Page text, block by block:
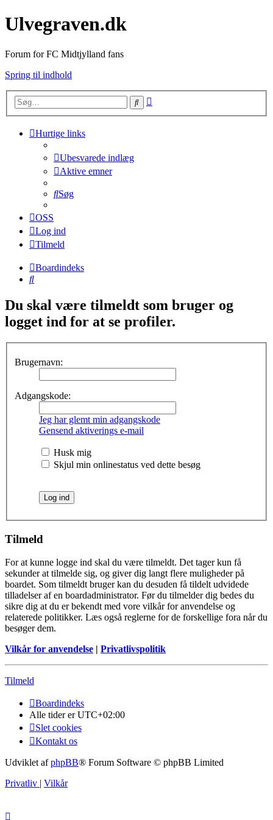
Ulvegraven.dk
Forum for FC Midtjylland fans
Spring til indhold
Søg
Hurtige links
Ubesvarede indlæg
Aktive emner
Søg
OSS
Log ind
Tilmeld
Boardindeks
Søg
Du skal være tilmeldt som bruger og
logget ind for at se profiler.
Brugernavn:
Adgangskode:
Jeg har glemt min adgangskode
Gensend aktiverings e-mail
Husk mig
Skjul min onlinestatus ved dette besøg
Tilmeld
For at kunne logge ind skal du være tilmeldt. Det tager kun få
sekunder at tilmelde sig, og giver dig langt flere muligheder på
boardet. Som tilmeldt bruger kan du desuden få tildelt udvidede
tilladelser af en boardadministrator. Før du tilmelder dig bedes du
sikre dig at du er bekendt med vore vilkår for anvendelse og
relaterede politikker. Læs også reglerne for de forskellige fora når du
besøger dem.
Vilkår for anvendelse | Privatlivspolitik
Tilmeld
Boardindeks
Alle tider erUTC+02:00
Slet cookies
Kontakt os
Udviklet afphpBB® Forum Software © phpBB Limited
Privatliv | Vilkår